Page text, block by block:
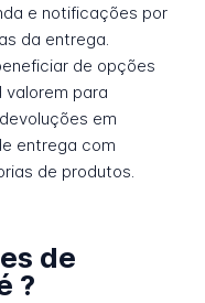
e notificações por
da entrega.
de opções
para
em
entrega com
de produtos.
de
?